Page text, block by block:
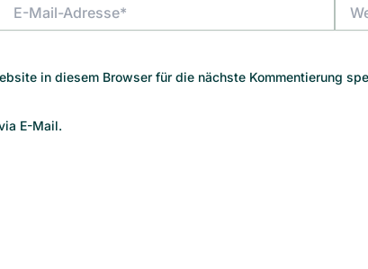
Mail-
in diesem Browser für die nächste Kommentierung
E-Mail.